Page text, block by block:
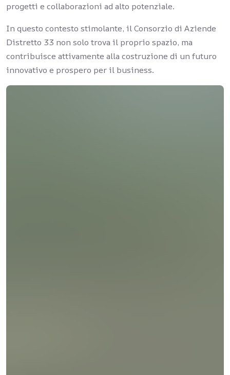
progetti e collaborazioni ad alto potenziale.
In questo contesto stimolante, il Consorzio di Aziende
Distretto 33 non solo trova il proprio spazio, ma
contribuisce attivamente alla costruzione di un futuro
innovativo e prospero per il business.